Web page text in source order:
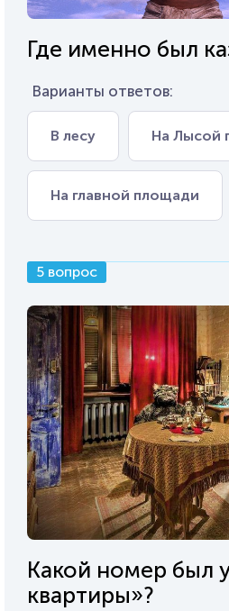
Где именно был
Варианты ответов:
В лесу На Лысой
На главной площади
5 вопрос
Какой номер был
квартиры»?